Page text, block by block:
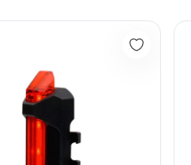
para Bicicleta Gw Ciclismo Mtb